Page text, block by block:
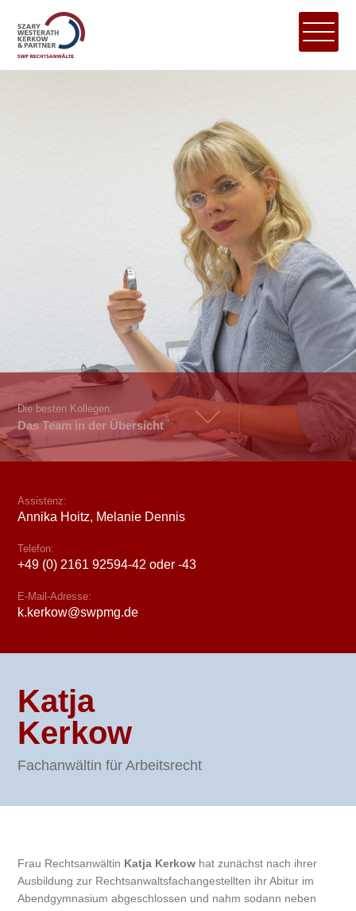
Die besten Kollegen:
Das Team in der Übersicht
Assistenz:
Annika Hoitz, Melanie Dennis
Telefon:
+49 (0) 2161 92594-42 oder -43
E-Mail-Adresse:
k.kerkow@swpmg.de
Katja
Kerkow
Fachanwältin für Arbeitsrecht
Frau Rechtsanwältin Katja Kerkow hat zunächst nach ihrer
Ausbildung zur Rechtsanwaltsfachangestellten ihr Abitur im
Abendgymnasium abgeschlossen und nahm sodann neben